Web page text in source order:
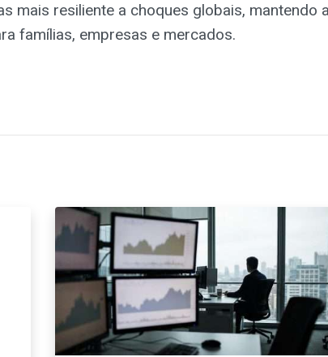
mais resiliente a choques globais, mantendo a
famílias, empresas e mercados.